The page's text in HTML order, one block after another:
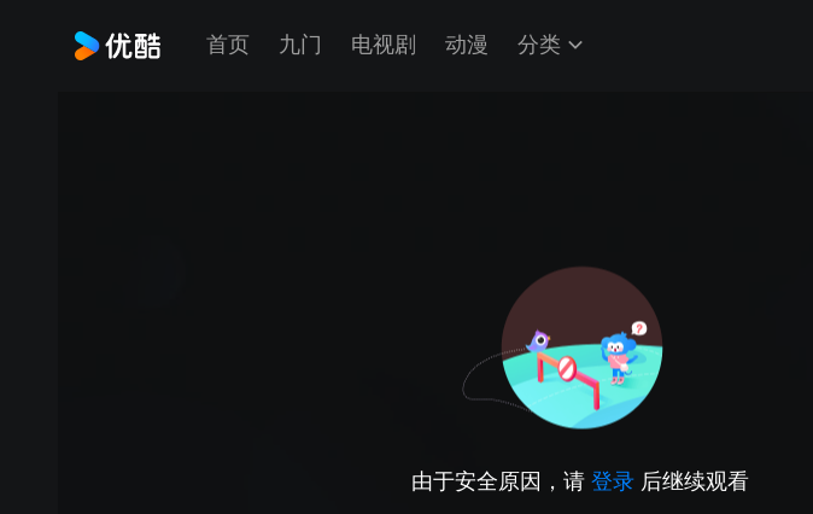
首页 九门 电视剧 动漫 分类
由于安全原因，请 登录 后继续观看